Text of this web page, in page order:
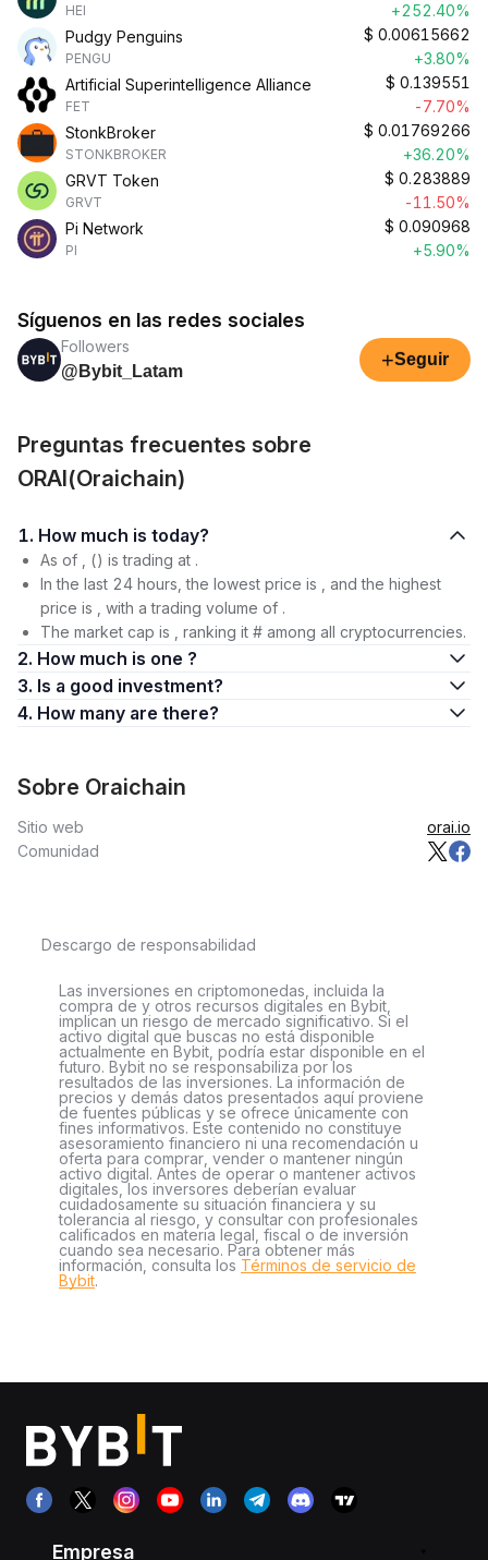
HEI
+252.40%
Pudgy Penguins
PENGU
$ 0.00615662
+3.80%
Artificial Superintelligence Alliance
FET
$ 0.139551
-7.70%
StonkBroker
STONKBROKER
$ 0.01769266
+36.20%
GRVT Token
GRVT
$ 0.283889
-11.50%
Pi Network
PI
$ 0.090968
+5.90%
Síguenos en las redes sociales
Followers
@Bybit_Latam
+Seguir
Preguntas frecuentes sobre
ORAI(Oraichain)
1. How much is today?
As of , () is trading at .
In the last 24 hours, the lowest price is , and the highest
price is , with a trading volume of .
The market cap is , ranking it # among all cryptocurrencies.
2. How much is one ?
3. Is a good investment?
4. How many are there?
Sobre Oraichain
Sitio web
orai.io
Comunidad
Descargo de responsabilidad
Las inversiones en criptomonedas, incluida la
compra de y otros recursos digitales en Bybit,
implican un riesgo de mercado significativo. Si el
activo digital que buscas no está disponible
actualmente en Bybit, podría estar disponible en el
futuro. Bybit no se responsabiliza por los
resultados de las inversiones. La información de
precios y demás datos presentados aquí proviene
de fuentes públicas y se ofrece únicamente con
fines informativos. Este contenido no constituye
asesoramiento financiero ni una recomendación u
oferta para comprar, vender o mantener ningún
activo digital. Antes de operar o mantener activos
digitales, los inversores deberían evaluar
cuidadosamente su situación financiera y su
tolerancia al riesgo, y consultar con profesionales
calificados en materia legal, fiscal o de inversión
cuando sea necesario. Para obtener más
información, consulta los Términos de servicio de
Bybit.
Empresa